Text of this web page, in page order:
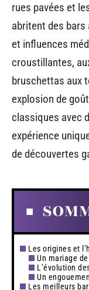
rues pavées et
abritent des
et influences
croustillantes,
bruschettas aux
explosion de
classiques avec
expérience
de découvertes
Les origines et
Un mariage
L’évolution
Un
Les meilleurs